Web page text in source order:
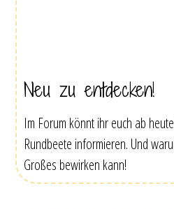
Neu zu entdecken!
Im Forum könnt ihr euch ab
Rundbeete informieren. Und
Großes bewirken kann!